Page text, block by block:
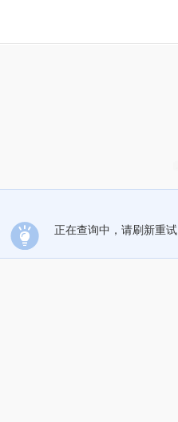
正在查询中，请刷新重试